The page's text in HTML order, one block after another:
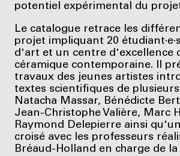
potentiel expérimental du
Le catalogue retrace les
projet impliquant 20
d'art et un centre d'excellence
céramique contemporaine. Il
travaux des jeunes artistes
textes scientifiques de plusieurs
Natacha Massar, Bénédicte
Jean-Christophe Valière, Marc
Raymond Delepierre ainsi
croisé avec les professeurs
Bréaud-Holland en charge de